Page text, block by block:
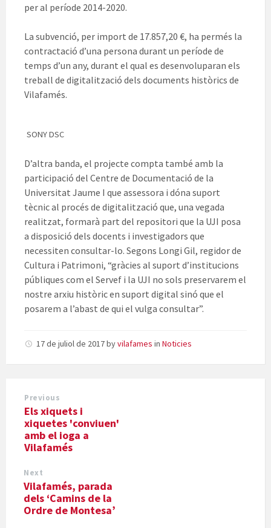
per al període 2014-2020.
La subvenció, per import de 17.857,20 €, ha permés la
contractació d’una persona durant un període de
temps d’un any, durant el qual es desenvoluparan els
treball de digitalització dels documents històrics de
Vilafamés.
SONY DSC
D’altra banda, el projecte compta també amb la
participació del Centre de Documentació de la
Universitat Jaume I que assessora i dóna suport
tècnic al procés de digitalització que, una vegada
realitzat, formarà part del repositori que la UJI posa
a disposició dels docents i investigadors que
necessiten consultar-lo. Segons Longi Gil, regidor de
Cultura i Patrimoni, “gràcies al suport d’institucions
públiques com el Servef i la UJI no sols preservarem el
nostre arxiu històric en suport digital sinó que el
posarem a l’abast de qui el vulga consultar”.
17 de juliol de 2017byvilafames in Noticies
Previous
Els xiquets i
xiquetes 'conviuen'
amb el ioga a
Vilafamés
Next
Vilafamés, parada
dels ‘Camins de la
Ordre de Montesa’